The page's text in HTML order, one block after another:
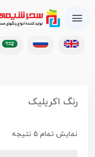
رنگ اکریلیک
نمایش تمام 5 نتیجه